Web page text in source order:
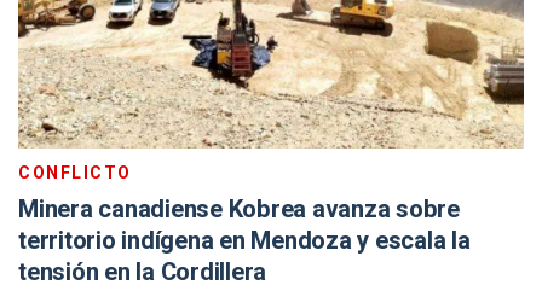
CONFLICTO
Minera canadiense Kobrea avanza sobre
territorio indígena en Mendoza y escala la
tensión en la Cordillera